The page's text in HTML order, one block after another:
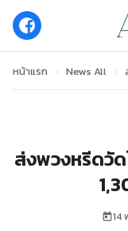
หน้าแรก › News All ›
ส่งพวงหรีดวัด
14